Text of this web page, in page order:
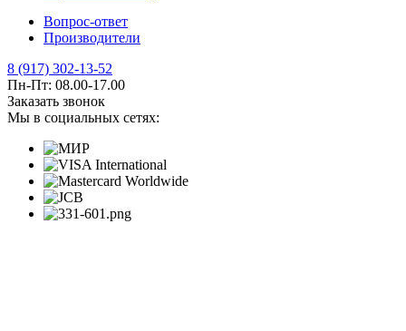
Вопрос-ответ
Производители
8 (917) 302-13-52
Пн-Пт: 08.00-17.00
Заказать звонок
Мы в социальных сетях: